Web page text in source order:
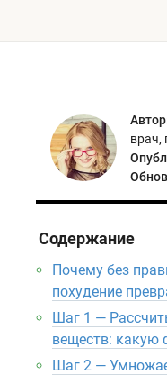
врач,
Содержание
Почему без
похудение
Шаг 1 —
веществ: какую
Шаг 2 —